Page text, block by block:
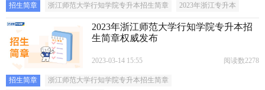
招生简章 浙江师范大学行知学院专升本招生简章 2023年浙江专升本
2023年浙江师范大学行知学院专升本招
生简章权威发布
2023-03-14 15:55 阅读数2278
招生简章
浙江师范大学行知学院专升本招生简章